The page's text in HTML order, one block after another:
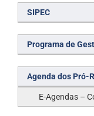
SIPEC
Programa de
Agenda dos Pró-
E-Agendas –